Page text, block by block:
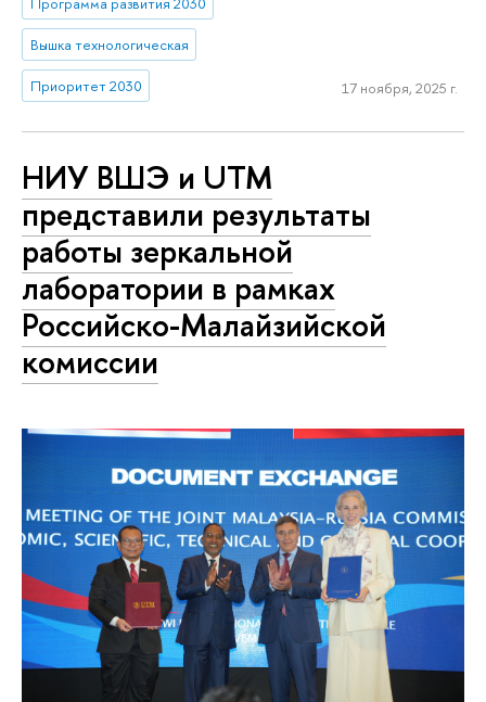
Вышка технологическая
Приоритет 2030 17 ноября, 2025 г.
НИУ ВШЭ и UTM
представили результаты
работы зеркальной
лаборатории в рамках
Российско-Малайзийской
комиссии